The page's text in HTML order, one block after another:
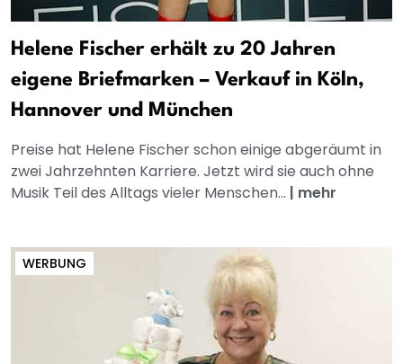
Helene Fischer erhält zu 20 Jahren
eigene Briefmarken – Verkauf in Köln,
Hannover und München
Preise hat Helene Fischer schon einige abgeräumt in
zwei Jahrzehnten Karriere. Jetzt wird sie auch ohne
Musik Teil des Alltags vieler Menschen... | mehr
WERBUNG